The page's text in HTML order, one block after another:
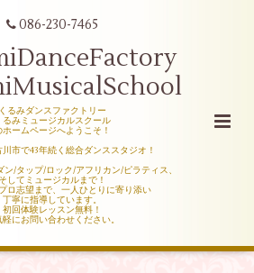
086-230-7465
くるみダンスファクトリー
るみミュージカルスクール
ホームページへようこそ！
市で43年続く総合ダンススタジオ！
/タップ/ロック/アフリカン/ピラティス、
そしてミュージカルまで！
ロ志望まで、一人ひとりに寄り添い
丁寧に指導しています。
初回体験レッスン無料！
軽にお問い合わせください。